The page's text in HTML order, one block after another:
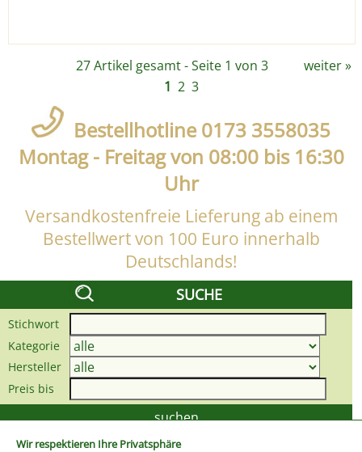
Wir respektieren Ihre Privatsphäre
27 Artikel gesamt - Seite 1 von 3 weiter»
1 2 3
Bestellhotline 0173 3558035
Montag - Freitag von 08:00 bis 16:30
Uhr
Versandkostenfreie Lieferung ab einem
Bestellwert von 100 Euro innerhalb
Deutschlands!
SUCHE
Stichwort
Kategorie
Hersteller
Preis bis